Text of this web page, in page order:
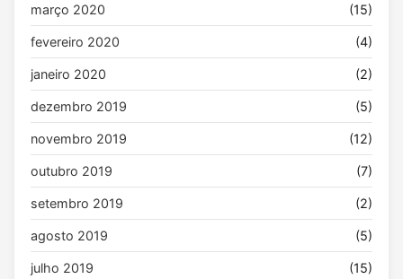
março 2020 (15)
fevereiro 2020 (4)
janeiro 2020 (2)
dezembro 2019 (5)
novembro 2019 (12)
outubro 2019 (7)
setembro 2019 (2)
agosto 2019 (5)
julho 2019 (15)